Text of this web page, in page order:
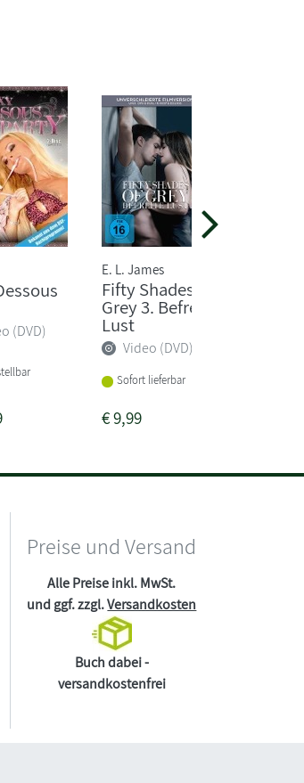
(DVD)
E. L. James
Fifty Shades of
Grey 3. Befreite
Lust
Video (DVD)
Sofort lieferbar
€9,99
Preise und Versand
Alle Preise inkl. MwSt.
und ggf. zzgl.Versandkosten
Buch dabei -
versandkostenfrei